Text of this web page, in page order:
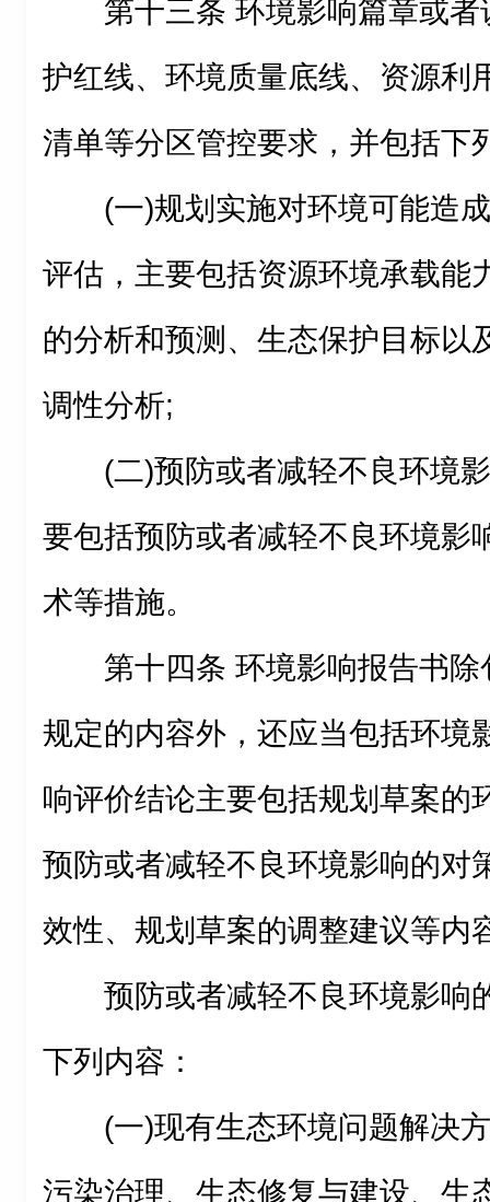
第十三条 环境影响篇章或
护红线、环境质量底线、资源利
清单等分区管控要求，并包括下
(一)规划实施对环境可能造
评估，主要包括资源环境承载能
的分析和预测、生态保护目标以
调性分析;
(二)预防或者减轻不良环境
要包括预防或者减轻不良环境影
术等措施。
第十四条 环境影响报告书
规定的内容外，还应当包括环境
响评价结论主要包括规划草案的
预防或者减轻不良环境影响的对
效性、规划草案的调整建议等内
预防或者减轻不良环境影响
下列内容：
(一)现有生态环境问题解决
污染治理、生态修复与建设、生